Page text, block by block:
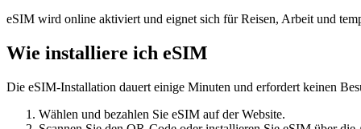
eSIM wird online aktiviert und eignet sich für Reisen, Arbeit und
Wie installiere ich eSIM
Die eSIM-Installation dauert einige Minuten und erfordert keinen
Wählen und bezahlen Sie eSIM auf der Website.